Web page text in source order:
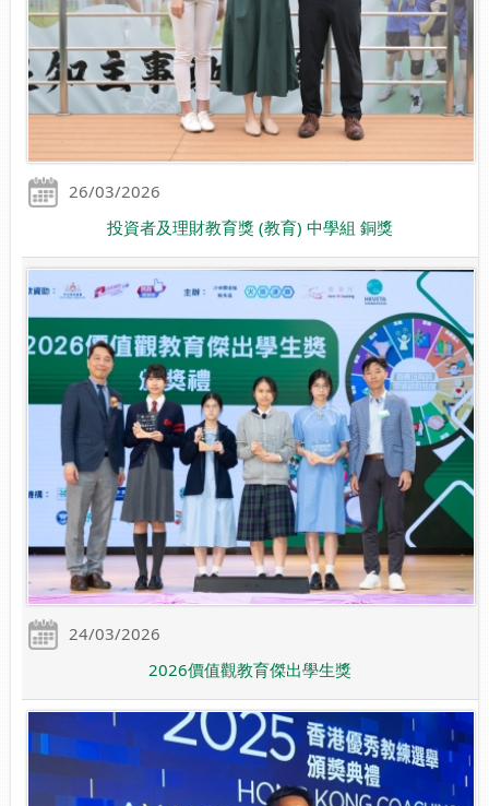
26/03/2026
投資者及理財教育獎 (教育) 中學組 銅獎
24/03/2026
2026價值觀教育傑出學生獎